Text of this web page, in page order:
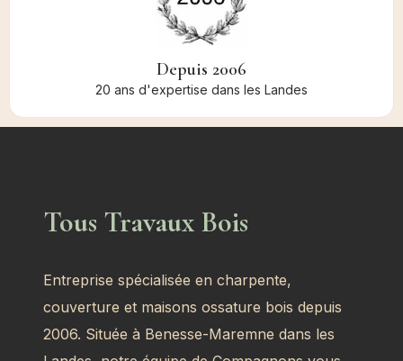
Depuis 2006
20 ans d'expertise dans les Landes
Tous Travaux Bois
Entreprise spécialisée en charpente,
couverture et maisons ossature bois depuis
2006. Située à Benesse-Maremne dans les